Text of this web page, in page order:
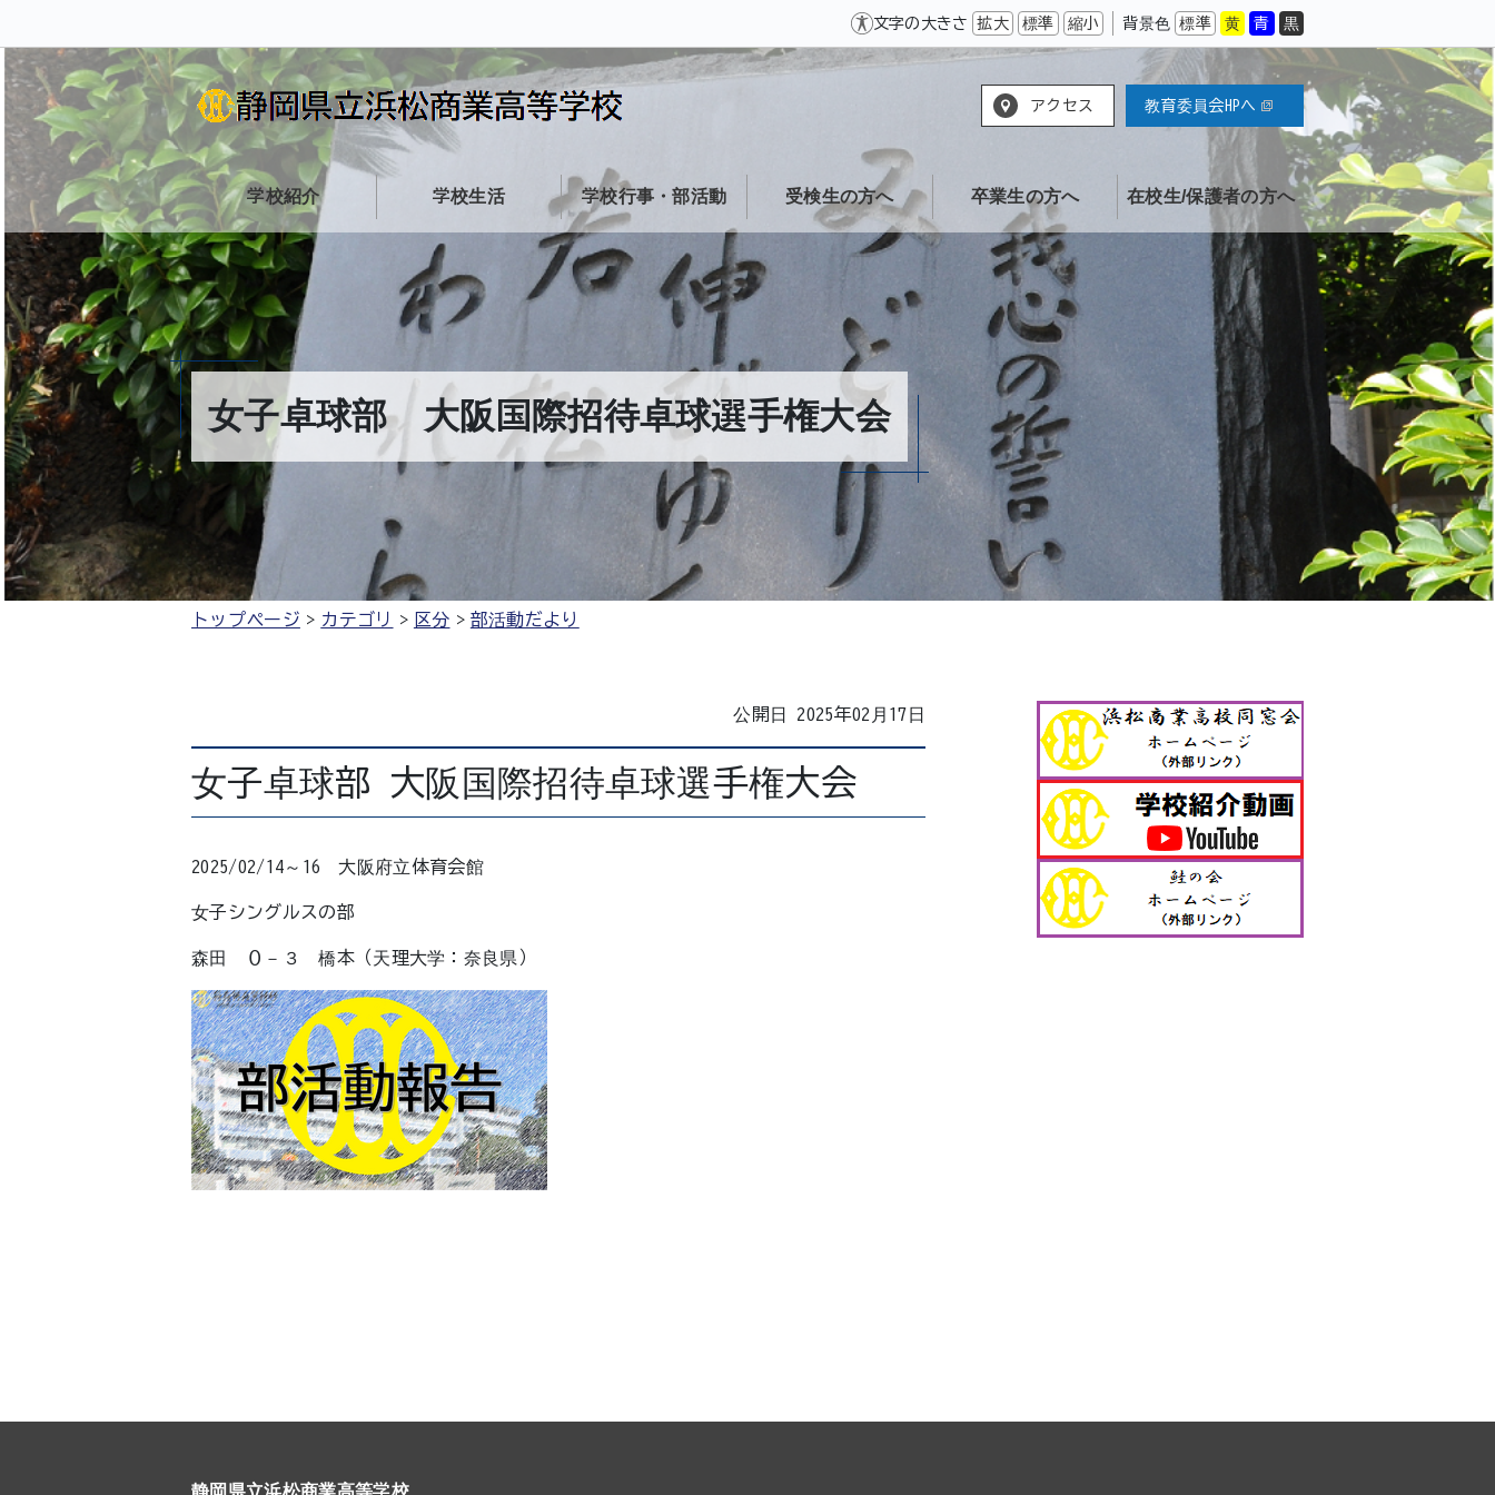
文字の大きさ 拡大 標準 縮小 背景色 標準 黄 青 黒
アクセス 教育委員会HPへ
学校紹介 学校生活 学校行事・部活動 受検生の方へ 卒業生の方へ 在校生/保護者の方へ
女子卓球部 大阪国際招待卓球選手権大会
トップページ カテゴリ 区分 部活動だより
公開日 2025年02月17日
女子卓球部 大阪国際招待卓球選手権大会
2025/02/14～16 大阪府立体育会館
女子シングルスの部
森田 ０－３ 橋本（天理大学：奈良県）
静岡県立浜松商業高等学校